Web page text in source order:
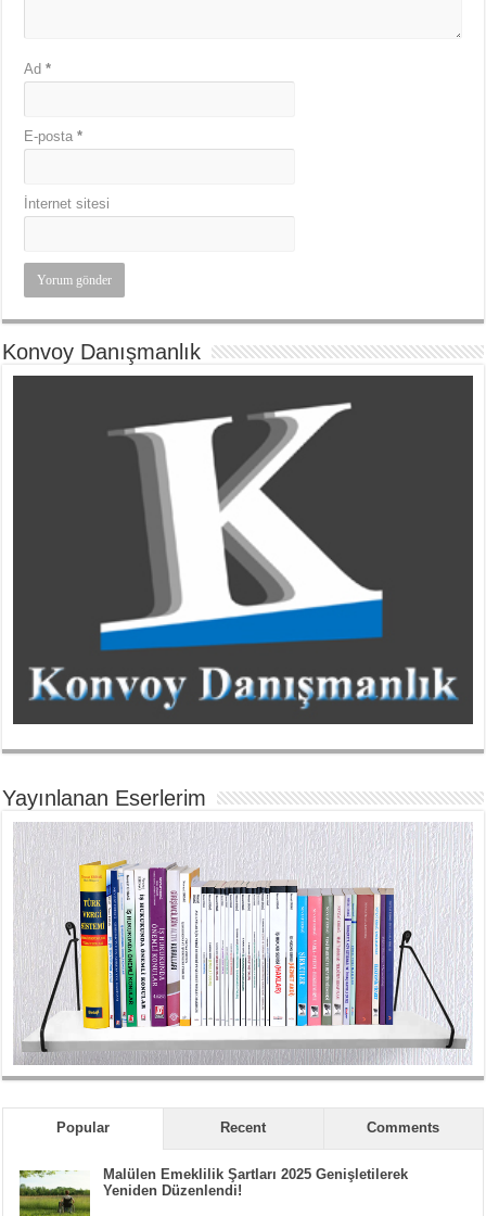
Ad*
E-posta*
İnternet sitesi
Konvoy Danışmanlık
Yayınlanan Eserlerim
Popular Recent Comments
Malülen Emeklilik Şartları 2025 Genişletilerek
Yeniden Düzenlendi!